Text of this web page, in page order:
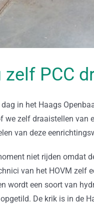
zelf PCC
in het Haags
zelf draaistellen van
van deze
niet rijden omdat
van het HOVM zelf
wordt een soort van
De krik is in de